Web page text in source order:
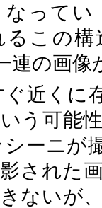
ってい
るこの
連の画
近くに
う可能
シーニが
された
ないが